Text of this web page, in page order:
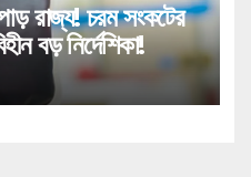
রাজ্য! চরম সংকটের
বড় নির্দেশিকা!